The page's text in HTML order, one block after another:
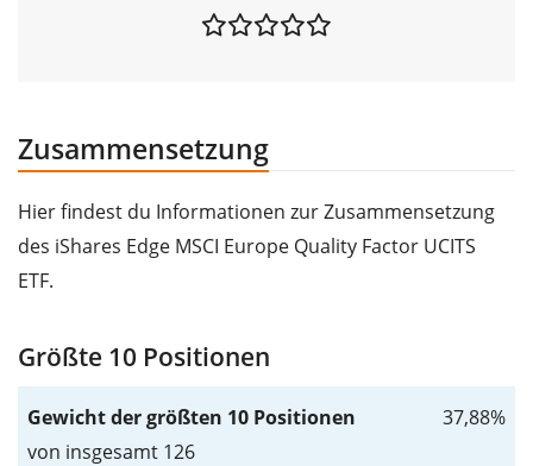
Zusammensetzung
Hier findest du Informationen zur Zusammensetzung
des iShares Edge MSCI Europe Quality Factor UCITS
ETF.
Größte 10 Positionen
Gewicht der größten 10 Positionen
von insgesamt 126
37,88%